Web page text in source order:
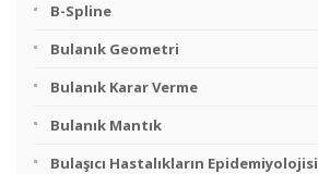
B-Spline
Bulanık Geometri
Bulanık Karar Verme
Bulanık Mantık
Bulaşıcı Hastalıkların Epidemiyolojisi